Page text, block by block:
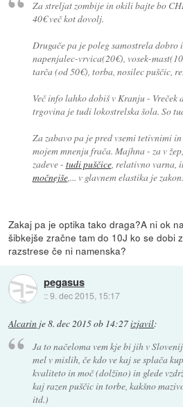
Za streljat zombije in okili bajte bo
40€ več kot dovolj.
Drugače pa je poleg samostrela dobro
napenjalec-vrvica(20€), vosek-
tarča (od 50€), torba, nosilec puščic,
Več info lahko dobiš v Kranju -
trgovina je tudi lokostrelska šola. So
Za zabavo pa je pred vsemi tetivnimi
mojem mnenju frača. Majhna - za v
zadeve - tudi puščice, relativno varna,
močnejše,... v glavnem elastika je
Zakaj pa je optika tako draga?A ni ok
šibkejše zračne tam do 10J ko se dobi
razstrese če ni namenska?
pegasus
::9. dec 2015, 15:17
Alcarin je8. dec 2015 ob 14:27izjavil:
Ja to načeloma vem kje bi jih v
mel v mislih, če kdo ve kaj se splača
kvaliteto in moč (dolžino) in glede
kaj razen puščic in torbe, kakšno
itd.)